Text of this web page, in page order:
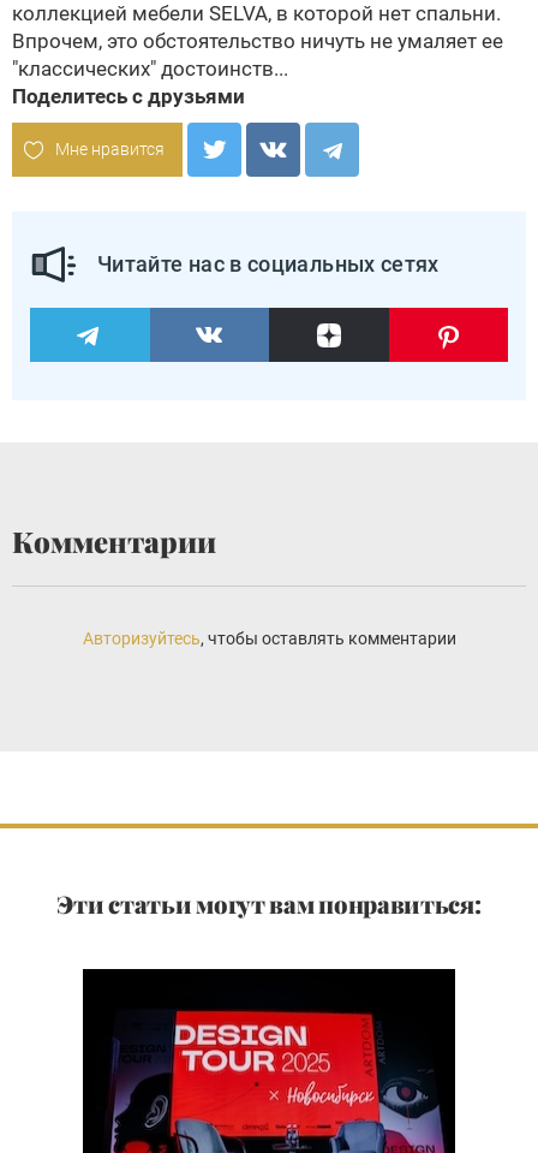
коллекцией мебели SELVA, в которой нет спальни.
Впрочем, это обстоятельство ничуть не умаляет ее
"классических" достоинств...
Поделитесь с друзьями
Мне нравится
Читайте нас в социальных сетях
Комментарии
Авторизуйтесь, чтобы оставлять комментарии
Эти статьи могут вам понравиться: